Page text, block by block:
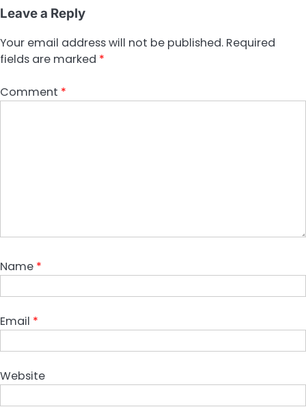
Leave a Reply
Your email address will not be published. Required
fields are marked *
Comment *
Name *
Email *
Website